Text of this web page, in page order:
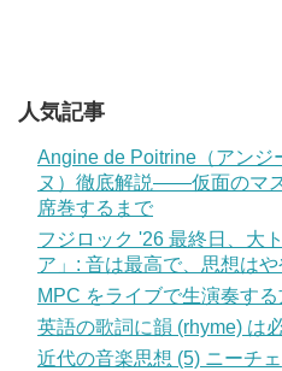
人気記事
Angine de Poitrine（アンジ
ヌ）徹底解説——仮面のマ
席巻するまで
フジロック '26 最終日、大
ア」: 音は最高で、思想は
MPC をライブで生演奏す
英語の歌詞に韻 (rhyme) は
近代の音楽思想 (5) ニーチェ